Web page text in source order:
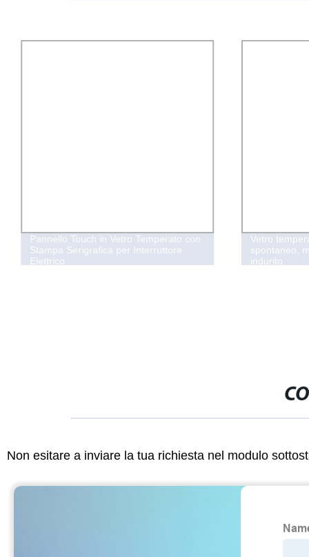
Pannello Touch in Vetro Temperato con
Stampa Serigrafica per Interruttore
Elettrico
Vetro
spontaneo,
indurito
Non esitare a inviare la tua richiesta nel modulo